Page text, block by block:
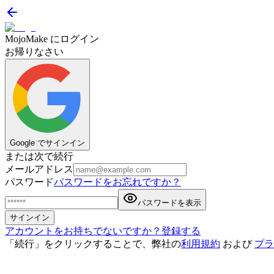
MojoMake にログイン
お帰りなさい
Google でサインイン
または次で続行
メールアドレス
パスワードパスワードをお忘れですか？
パスワードを表示
サインイン
アカウントをお持ちでないですか？登録する
「続行」をクリックすることで、弊社の利用規約 および プ